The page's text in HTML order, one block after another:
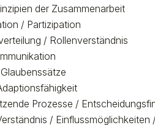
der Zusammenarbeit
/ Partizipation
/ Rollenverständnis
Prozesse /
/